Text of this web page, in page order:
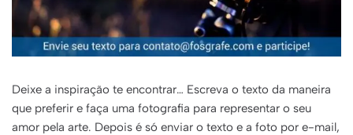
Deixe a inspiração te encontrar… Escreva o texto da maneira
que preferir e faça uma fotografia para representar o seu
amor pela arte. Depois é só enviar o texto e a foto por e-mail,